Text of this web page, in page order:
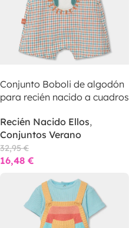
Conjunto Boboli de algodón
para recién nacido a cuadros
Recién Nacido Ellos,
Conjuntos Verano
32,95€
16,48 €